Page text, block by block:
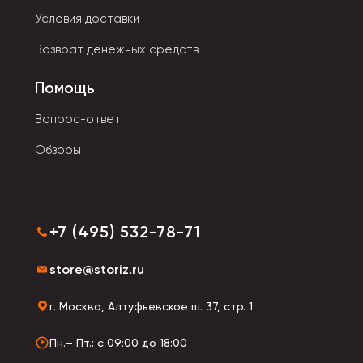
исправления.
осыпается. Цвет жидкости максимально приближен к
Условия доставки
Возврат денежных средств
Помощь
Вопрос-ответ
Обзоры
+7 (495) 532-78-71
store@storiz.ru
г. Москва, Алтуфьевское ш. 37, стр. 1
Пн.– Пт.: с 09:00 до 18:00